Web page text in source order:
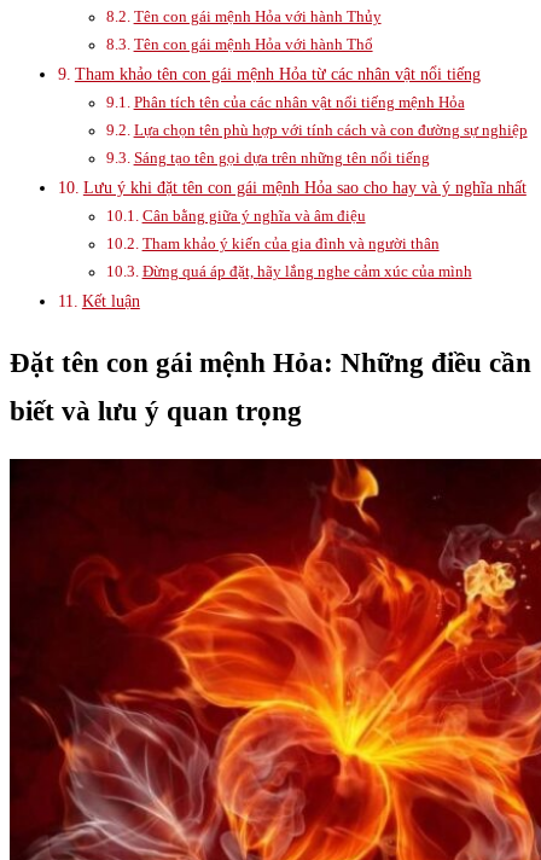
Tên con gái mệnh Hỏa với hành Thủy
Tên con gái mệnh Hỏa với hành Thổ
Tham khảo tên con gái mệnh Hỏa từ các nhân vật nổi tiếng
Phân tích tên của các nhân vật nổi tiếng mệnh Hỏa
Lựa chọn tên phù hợp với tính cách và con đường sự nghiệp
Sáng tạo tên gọi dựa trên những tên nổi tiếng
Lưu ý khi đặt tên con gái mệnh Hỏa sao cho hay và ý nghĩa nhất
Cân bằng giữa ý nghĩa và âm điệu
Tham khảo ý kiến của gia đình và người thân
Đừng quá áp đặt, hãy lắng nghe cảm xúc của mình
Kết luận
Đặt tên con gái mệnh Hỏa: Những điều cần
biết và lưu ý quan trọng